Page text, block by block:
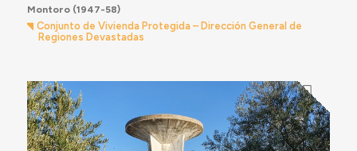
Montoro(1947-58)
Conjunto de Vivienda Protegida – Dirección General de
Regiones Devastadas